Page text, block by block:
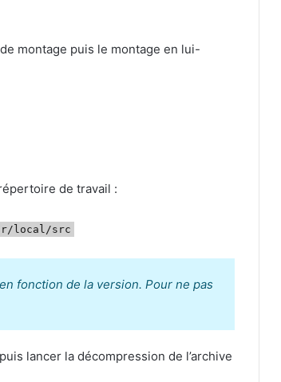
montage puis le montage en lui-
de travail :
local/src
fonction de la version. Pour ne pas
lancer la décompression de l’archive